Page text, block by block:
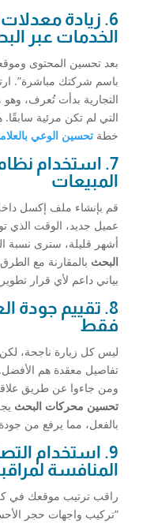
6. زيادة
الخدمات عبر
بعد تحسين المحتوى
باسم شركتك مباشرة”.
التجارية بدأت تُعرف،
التي لم تكن مرئية
خطة تحسين الوعي
7. استخدام
المبيعات
قم بإنشاء ملف إكسل
عميل جديد، الوقت الذي
أشهر قليلة، سترى نسبة
البحث بالمقارنة مع
بياني داعم لأي قرار
8. تقييم جودة
فقط
ليس كل زيارة ناجحة،
تفاصيل معقدة هم الأفضل.
ومن جاءوا عن طريق
تحسين محركات البحث
بالفعل، مما يرفع من
9. استخدام
المنافسة
راقب ترتيب موقعك في
“تركيب واجهات حجر